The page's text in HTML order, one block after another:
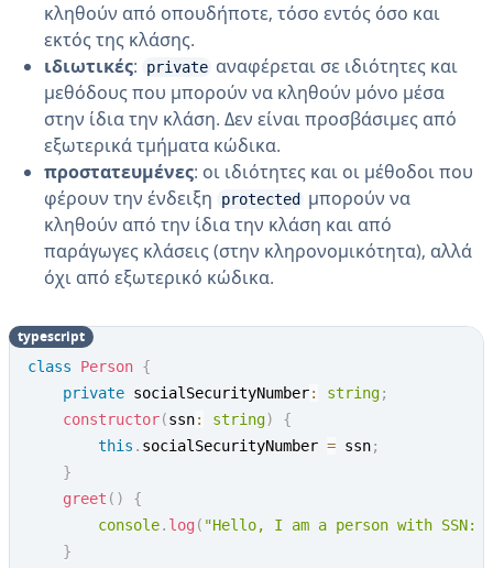
κληθούν από οπουδήποτε, τόσο εντός όσο και
εκτός της κλάσης.
ιδιωτικές: private αναφέρεται σε ιδιότητες και
μεθόδους που μπορούν να κληθούν μόνο μέσα
στην ίδια την κλάση. Δεν είναι προσβάσιμες από
εξωτερικά τμήματα κώδικα.
προστατευμένες: οι ιδιότητες και οι μέθοδοι που
φέρουν την ένδειξη
protected
μπορούν να
κληθούν από την ίδια την κλάση και από
παράγωγες κλάσεις (στην κληρονομικότητα), αλλά
όχι από εξωτερικό κώδικα.
class Person {
private socialSecurityNumber: string;
constructor(ssn: string)
{
this . socialSecurityNumber = ssn;
}
greet ( )
{
console. log ( "Hello, I am a person with SSN: "
}
typescript